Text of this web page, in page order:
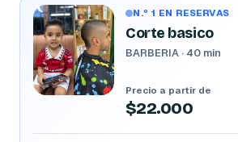
N.º 1 EN RESERVAS
Corte basico
BARBERIA · 40 min
Precio a partir de
$22.000